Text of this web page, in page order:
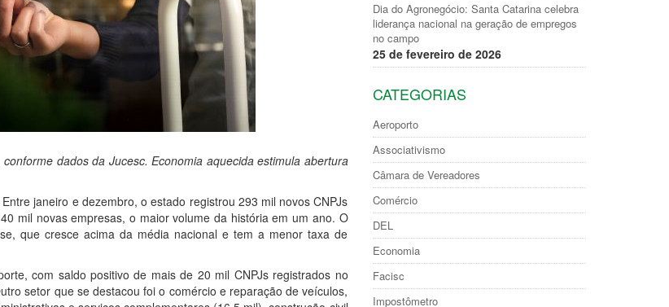
dados da Jucesc. Economia aquecida estimula abertura
janeiro e dezembro, o estado registrou 293 mil novos CNPJs
mil novas empresas, o maior volume da história em um ano. O
que cresce acima da média nacional e tem a menor taxa de
com saldo positivo de mais de 20 mil CNPJs registrados no
setor que se destacou foi o comércio e reparação de veículos,
Dia do Agronegócio: Santa Catarina celebra
liderança nacional na geração de empregos
no campo
25 de fevereiro de 2026
CATEGORIAS
Aeroporto
Associativismo
Câmara de Vereadores
Comércio
DEL
Economia
Facisc
Impostômetro